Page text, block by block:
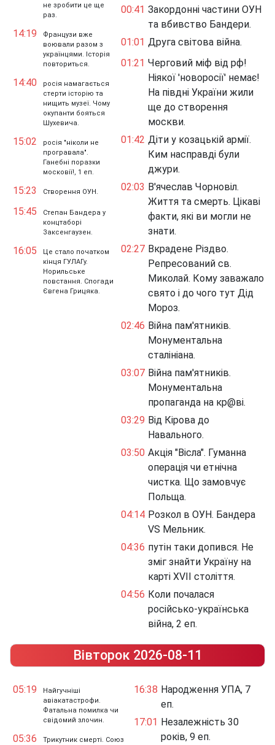
не зробити це ще
раз.
14:19
Французи вже
воювали разом з
українцями. Історія
повториться.
14:40
росія намагається
стерти історію та
нищить музеї. Чому
окупанти бояться
Шухевича.
15:02
росія "ніколи не
програвала".
Ганебні поразки
московії!, 1 еп.
15:23 Створення ОУН.
15:45
Степан Бандера у
концтаборі
Заксенгаузен.
16:05
Це стало початком
кінця ГУЛАГу.
Норильське
повстання. Спогади
Євгена Грицяка.
00:41 Закордонні частини ОУН
та вбивство Бандери.
01:01 Друга світова війна.
01:21 Черговий міф від рф!
Ніякої 'новоросії' немає!
На півдні України жили
ще до створення
москви.
01:42 Діти у козацькій армії.
Ким насправді були
джури.
02:03 В'ячеслав Чорновіл.
Життя та смерть. Цікаві
факти, які ви могли не
знати.
02:27 Вкрадене Різдво.
Репресований св.
Миколай. Кому заважало
свято і до чого тут Дід
Мороз.
02:46 Війна пам'ятників.
Монументальна
сталініана.
03:07 Війна пам'ятників.
Монументальна
пропаганда на кр@ві.
03:29 Від Кірова до
Навального.
03:50 Акція "Вісла". Гуманна
операція чи етнічна
чистка. Що замовчує
Польща.
04:14 Розкол в ОУН. Бандера
VS Мельник.
04:36 путін таки допився. Не
зміг знайти Україну на
карті XVII століття.
04:56 Коли почалася
російсько-українська
війна, 2 еп.
Вівторок 2026-08-11
05:19
Найгучніші
авіакатастрофи.
Фатальна помилка чи
свідомий злочин.
05:36
Трикутник смерті. Союз
16:38 Народження УПА, 7
еп.
17:01 Незалежність 30
років, 9 еп.